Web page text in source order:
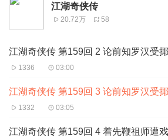
江湖奇侠传
20.72万 58
江湖奇侠传 第159回 2 论前知罗汉受
1336 03:00
江湖奇侠传 第159回 3 论前知罗汉受
1332 03:05
江湖奇侠传 第159回 4 着先鞭祖师遭